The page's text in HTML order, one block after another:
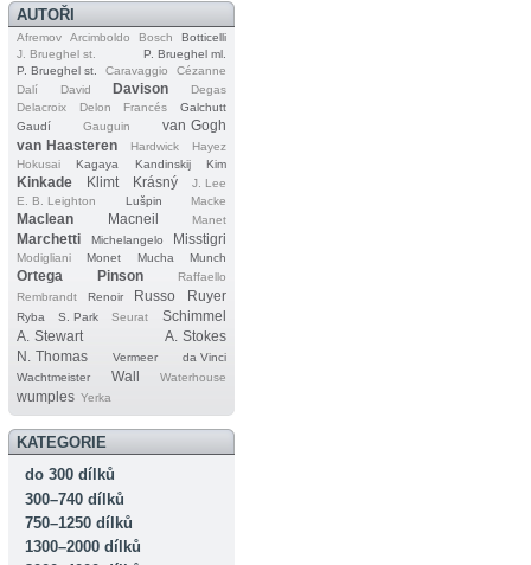
AUTOŘI
Afremov Arcimboldo Bosch
Botticelli
J. Brueghel st.
P. Brueghel ml.
P. Brueghel st.
Caravaggio
Cézanne
Dalí
David Davison
Degas
Delacroix
Delon Francés
Galchutt
Gaudí
Gauguin
van Gogh
van Haasteren
Hardwick
Hayez
Hokusai
Kagaya Kandinskij Kim
Kinkade Klimt Krásný
J. Lee
E. B. Leighton
Lušpin Macke
Maclean Macneil Manet
Marchetti Michelangelo Misstigri
Modigliani Monet Mucha Munch
Ortega Pinson
Raffaello
Rembrandt
Renoir Russo Ruyer
Ryba S. Park Seurat
Schimmel
A. Stewart
A. Stokes
N. Thomas
Vermeer
da Vinci
Wachtmeister
Wall Waterhouse
wumples Yerka
KATEGORIE
do 300 dílků
300–740 dílků
750–1250 dílků
1300–2000 dílků